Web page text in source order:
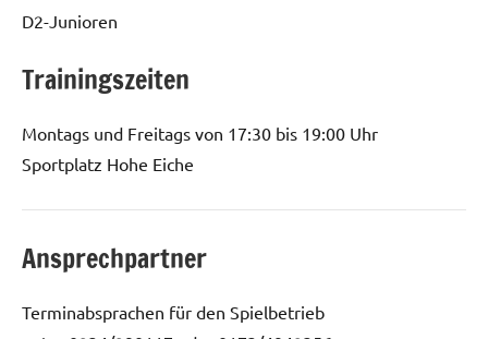
D2-Junioren
Trainingszeiten
Montags und Freitags von 17:30 bis 19:00 Uhr
Sportplatz Hohe Eiche
Ansprechpartner
Terminabsprachen für den Spielbetrieb